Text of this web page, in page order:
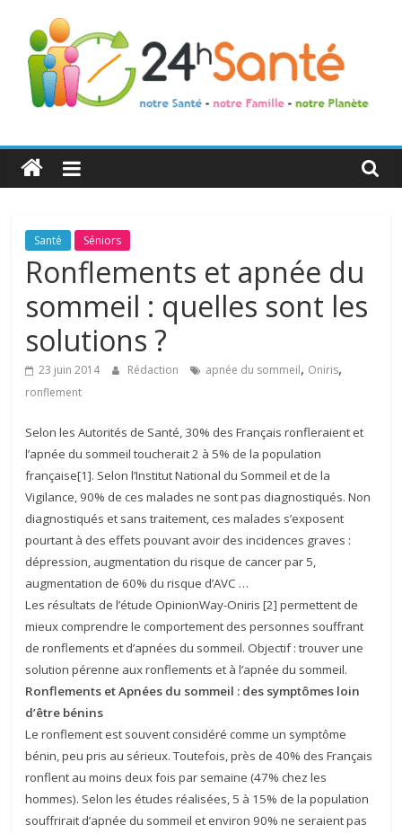
24h
Santé
La
santé
toute
famille
Santé Séniors
Ronflements et apnée du
sommeil : quelles sont les
solutions ?
23 juin 2014 Rédaction apnée du sommeil, Oniris,
ronflement
Selon les Autorités de Santé, 30% des Français ronfleraient et
l’apnée du sommeil toucherait 2 à 5% de la population
française[1]. Selon l’Institut National du Sommeil et de la
Vigilance, 90% de ces malades ne sont pas diagnostiqués. Non
diagnostiqués et sans traitement, ces malades s’exposent
pourtant à des effets pouvant avoir des incidences graves :
dépression, augmentation du risque de cancer par 5,
augmentation de 60% du risque d’AVC …
Les résultats de l’étude OpinionWay-Oniris [2] permettent de
mieux comprendre le comportement des personnes souffrant
de ronflements et d’apnées du sommeil. Objectif : trouver une
solution pérenne aux ronflements et à l’apnée du sommeil.
Ronflements et Apnées du sommeil : des symptômes loin
d’être bénins
Le ronflement est souvent considéré comme un symptôme
bénin, peu pris au sérieux. Toutefois, près de 40% des Français
ronflent au moins deux fois par semaine (47% chez les
hommes). Selon les études réalisées, 5 à 15% de la population
souffrirait d’apnée du sommeil et environ 90% ne seraient pas